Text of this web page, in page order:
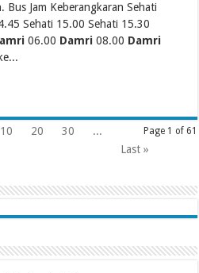
Jam Keberangkaran Sehati
Sehati 15.00 Sehati 15.30
06.00 Damri 08.00 Damri
Page 1 of 61
10 20 30
...
Last »